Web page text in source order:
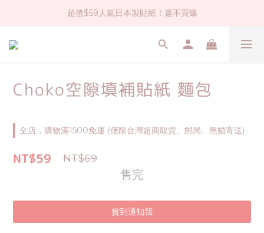
社群大人氣！各種有趣的打洞器
超值$59人氣日本製貼紙！還不買爆
全店$1500免運(台灣地區)
Choko空隙填補貼紙 麵包
全店，購物滿1500免運 (僅限台灣超商取貨、郵局、黑貓寄送)
NT$59 NT$69
售完
貨到通知我